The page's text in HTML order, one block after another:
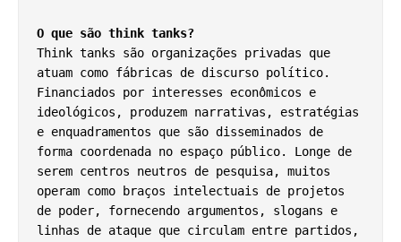
O que são think tanks?
Think tanks são organizações privadas que
atuam como fábricas de discurso político.
Financiados por interesses econômicos e
ideológicos, produzem narrativas, estratégias
e enquadramentos que são disseminados de
forma coordenada no espaço público. Longe de
serem centros neutros de pesquisa, muitos
operam como braços intelectuais de projetos
de poder, fornecendo argumentos, slogans e
linhas de ataque que circulam entre partidos,